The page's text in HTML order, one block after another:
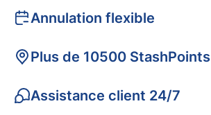
Annulation flexible
Plus de 10500 StashPoints
Assistance client 24/7